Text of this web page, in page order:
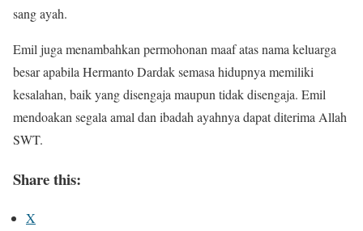
sang ayah.
Emil juga menambahkan permohonan maaf atas nama keluarga
besar apabila Hermanto Dardak semasa hidupnya memiliki
kesalahan, baik yang disengaja maupun tidak disengaja. Emil
mendoakan segala amal dan ibadah ayahnya dapat diterima Allah
SWT.
Share this:
X